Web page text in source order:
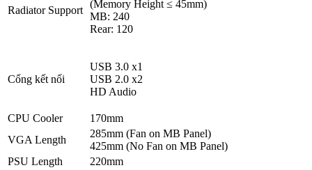
Radiator Support
(Memory Height ≤ 45mm)
MB: 240
Rear: 120
Cổng kết nối
USB 3.0 x1
USB 2.0 x2
HD Audio
CPU Cooler
170mm
VGA Length
285mm (Fan on MB Panel)
425mm (No Fan on MB Panel)
PSU Length
220mm